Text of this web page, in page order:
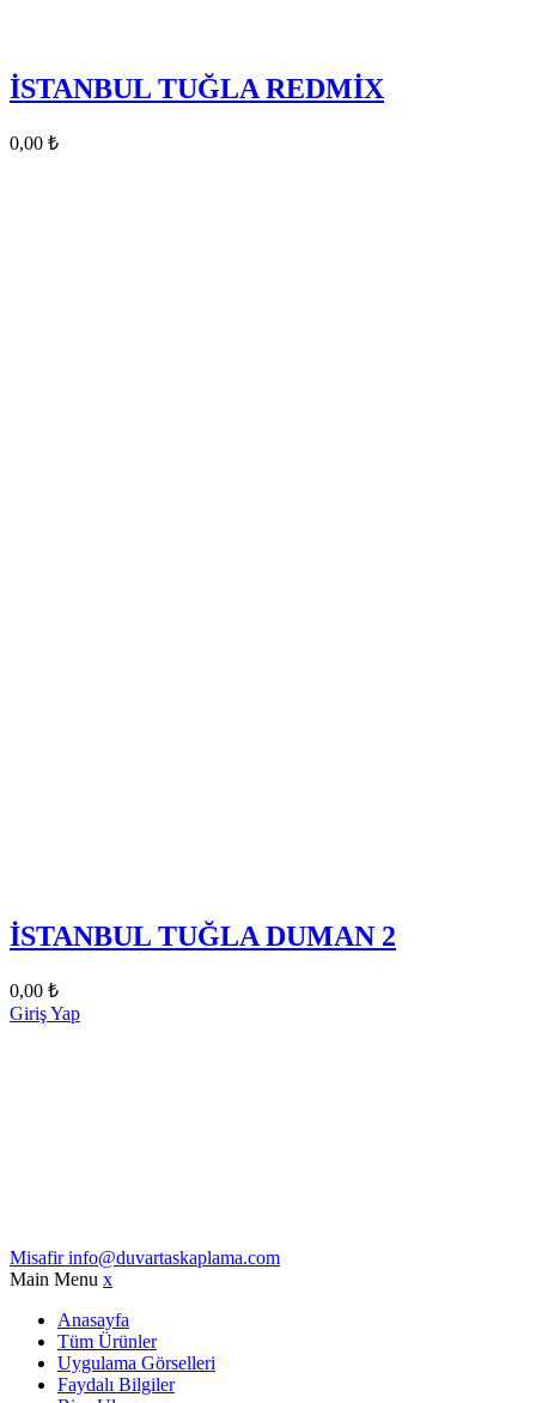
İSTANBUL TUĞLA REDMİX
0,00 ₺
İSTANBUL TUĞLA DUMAN 2
0,00 ₺
Giriş Yap
Misafirinfo@duvartaskaplama.com
Main Menu x
Anasayfa
Tüm Ürünler
Uygulama Görselleri
Faydalı Bilgiler